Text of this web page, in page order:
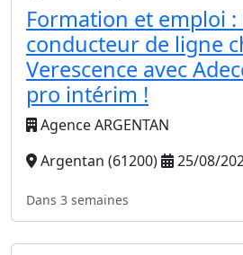
Formation et emploi :
conducteur de ligne
Verescence avec
pro intérim !
Agence ARGENTAN
Argentan (61200)
25/08/
Dans 3 semaines